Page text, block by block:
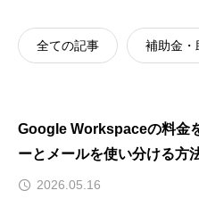
全ての記事 補助金・
Google Workspaceの料金
ーとメールを使い分ける方
2026.05.16